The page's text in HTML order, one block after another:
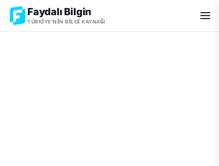
Faydalı Bilgin
TÜRKIYE'NIN BILGI KAYNAĞI